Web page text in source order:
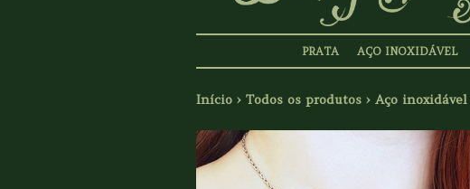
PRATA AÇO INOXIDÁVEL
Início › Todos os produtos › Aço inoxidável